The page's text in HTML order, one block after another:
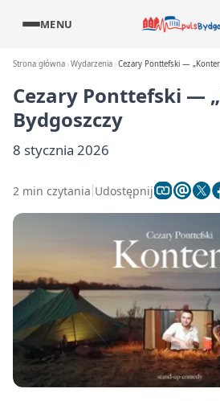
MENU
Strona główna Wydarzenia Cezary Ponttefski —
Cezary Ponttefski —
Bydgoszczy
8 stycznia 2026
2 min czytania Udostępnij